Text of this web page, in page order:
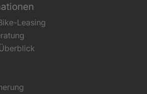
Leasing